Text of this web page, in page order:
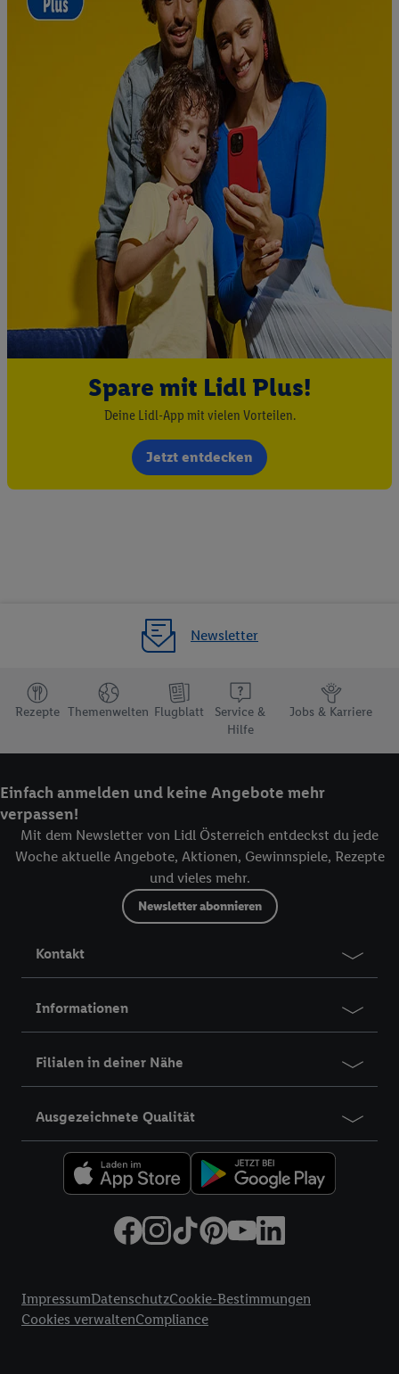
Spare mit Lidl Plus!
Deine Lidl-App mit vielen Vorteilen.
Jetzt entdecken
Newsletter
Rezepte Themenwelten Flugblatt
Service &
Hilfe
Jobs & Karriere
Einfach anmelden und keine Angebote mehr
verpassen!
Mit dem Newsletter von Lidl Österreich entdeckst du jede
Woche aktuelle Angebote, Aktionen, Gewinnspiele, Rezepte
und vieles mehr.
Newsletter abonnieren
Kontakt
Informationen
Filialen in deiner Nähe
Ausgezeichnete Qualität
ImpressumDatenschutzCookie-Bestimmungen
Cookies verwaltenCompliance